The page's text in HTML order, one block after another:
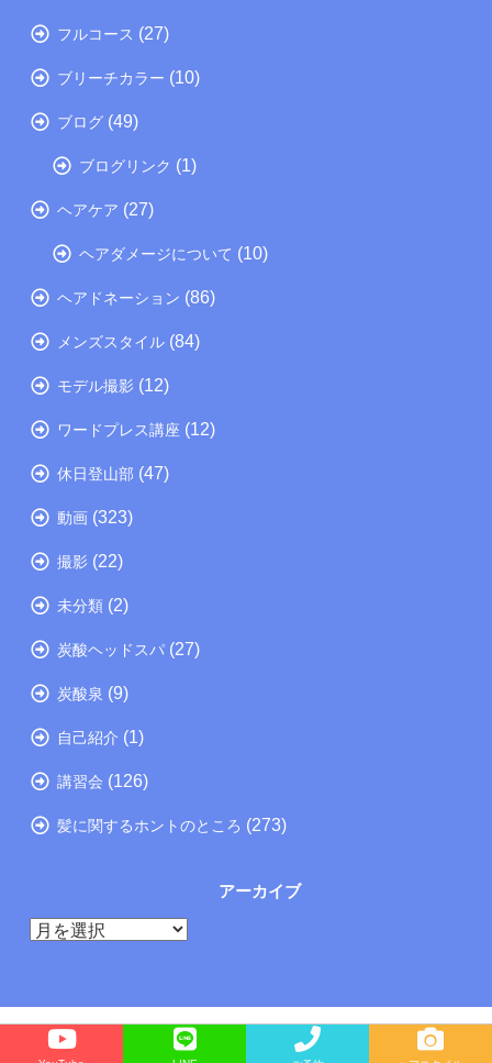
フルコース (27)
ブリーチカラー (10)
ブログ (49)
ブログリンク (1)
ヘアケア (27)
ヘアダメージについて (10)
ヘアドネーション (86)
メンズスタイル (84)
モデル撮影 (12)
ワードプレス講座 (12)
休日登山部 (47)
動画 (323)
撮影 (22)
未分類 (2)
炭酸ヘッドスパ (27)
炭酸泉 (9)
自己紹介 (1)
講習会 (126)
髪に関するホントのところ (273)
アーカイブ
ア
ブ
Copyright©
たつの市の美容院メーカー講師が教えるぺったんこ髪の解決方法ブログ, 2025 All